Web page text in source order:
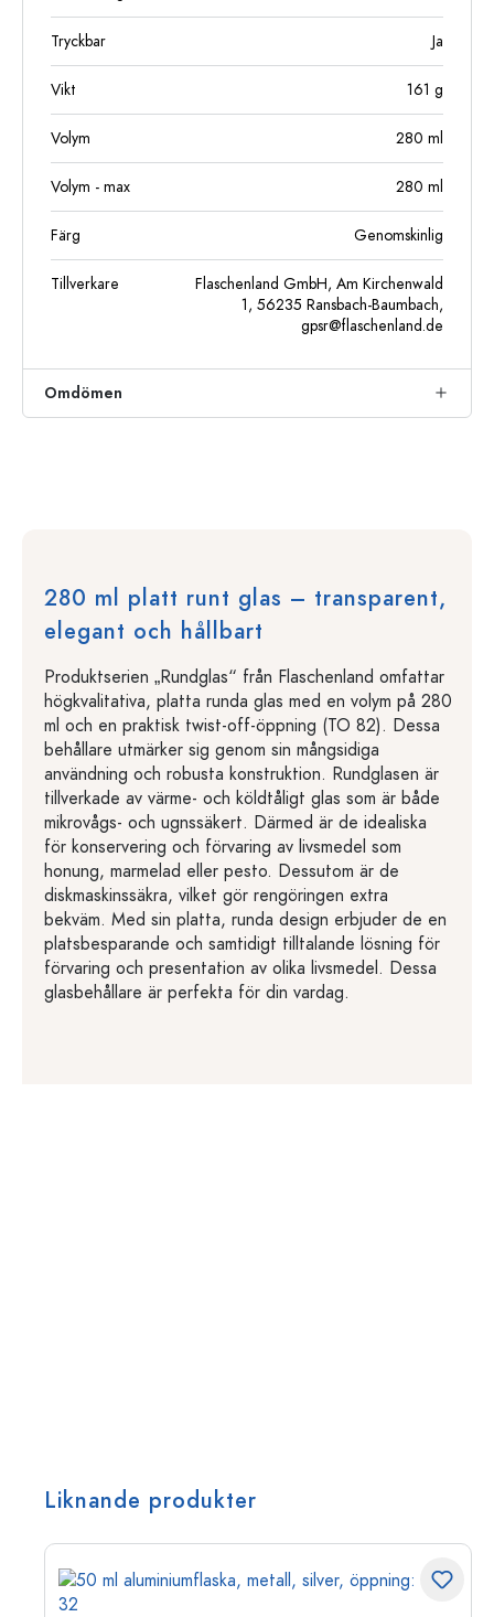
Tryckbar Ja
Vikt 161 g
Volym 280 ml
Volym - max 280 ml
Färg Genomskinlig
Tillverkare
Flaschenland GmbH, Am Kirchenwald
1, 56235 Ransbach-Baumbach,
gpsr@flaschenland.de
Omdömen
280 ml platt runt glas – transparent,
elegant och hållbart
Produktserien „Rundglas“ från Flaschenland omfattar
högkvalitativa, platta runda glas med en volym på 280
ml och en praktisk twist-off-öppning (TO 82). Dessa
behållare utmärker sig genom sin mångsidiga
användning och robusta konstruktion. Rundglasen är
tillverkade av värme- och köldtåligt glas som är både
mikrovågs- och ugnssäkert. Därmed är de idealiska
för konservering och förvaring av livsmedel som
honung, marmelad eller pesto. Dessutom är de
diskmaskinssäkra, vilket gör rengöringen extra
bekväm. Med sin platta, runda design erbjuder de en
platsbesparande och samtidigt tilltalande lösning för
förvaring och presentation av olika livsmedel. Dessa
glasbehållare är perfekta för din vardag.
Liknande produkter